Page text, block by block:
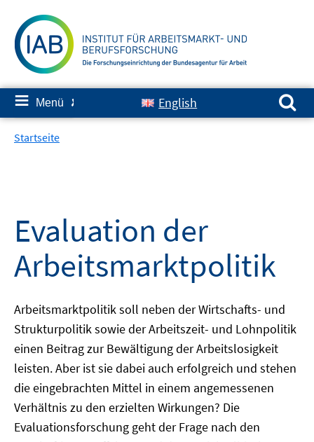
zum
Inhalt
≡ Menü ✘ English
Suchen nach:
Startseite
Evaluation der
Arbeitsmarktpolitik
Arbeitsmarktpolitik soll neben der Wirtschafts- und
Strukturpolitik sowie der Arbeitszeit- und Lohnpolitik
einen Beitrag zur Bewältigung der Arbeitslosigkeit
leisten. Aber ist sie dabei auch erfolgreich und stehen
die eingebrachten Mittel in einem angemessenen
Verhältnis zu den erzielten Wirkungen? Die
Evaluationsforschung geht der Frage nach den